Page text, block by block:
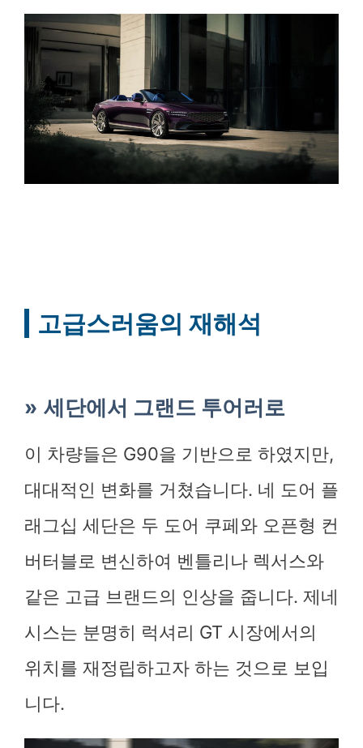
고급스러움의 재해석
세단에서 그랜드 투어러로
이 차량들은 G90을 기반으로 하였지만,
대대적인 변화를 거쳤습니다. 네 도어 플
래그십 세단은 두 도어 쿠페와 오픈형 컨
버터블로 변신하여 벤틀리나 렉서스와
같은 고급 브랜드의 인상을 줍니다. 제네
시스는 분명히 럭셔리 GT 시장에서의
위치를 재정립하고자 하는 것으로 보입
니다.